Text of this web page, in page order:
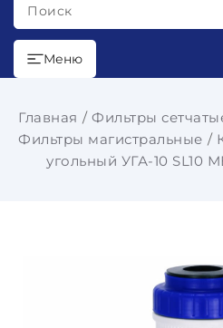
Поиск
Меню
Главная
Фильтры
Фильтры магистральные
угольный УГА-10